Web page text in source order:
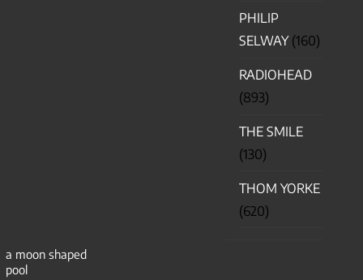
PHILIP
SELWAY(160)
RADIOHEAD
(893)
THE SMILE
(130)
THOM YORKE
(620)
a moon shaped
pool